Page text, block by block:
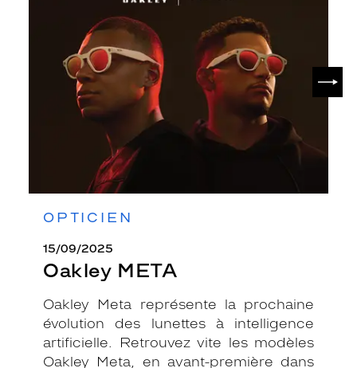
OPTICIEN
15/09/2025
Oakley META
Oakley Meta représente la prochaine
évolution des lunettes à intelligence
artificielle. Retrouvez vite les modèles
Oakley Meta, en avant-première dans